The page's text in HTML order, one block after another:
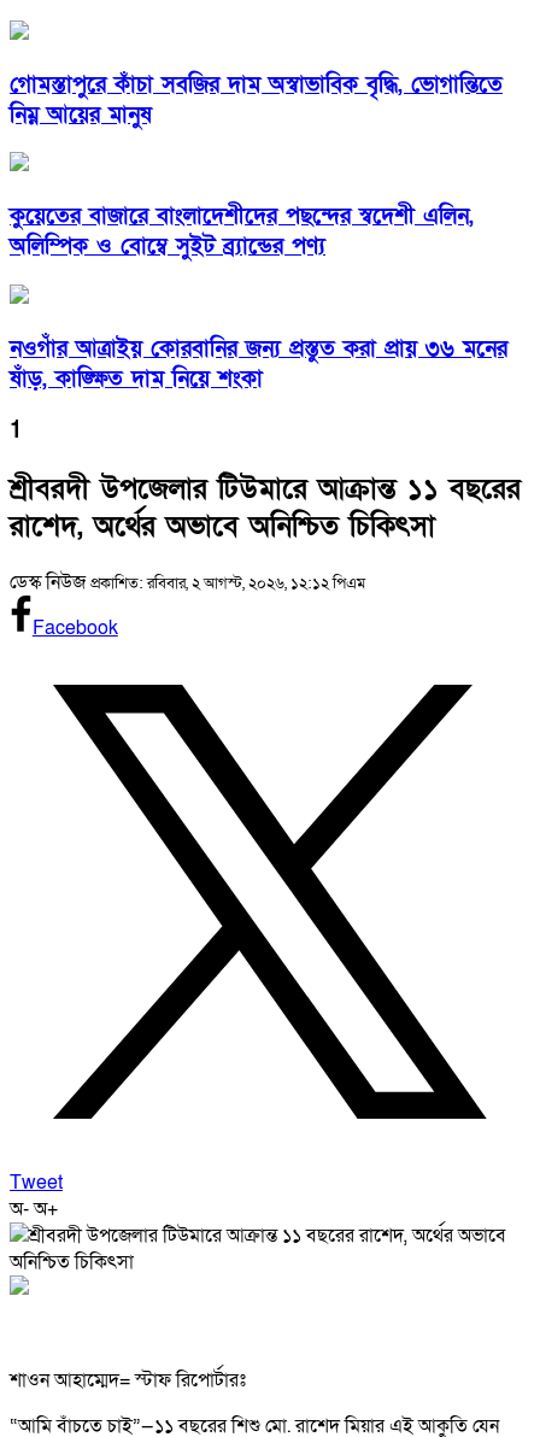
গোমস্তাপুরে কাঁচা সবজির দাম অস্বাভাবিক বৃদ্ধি, ভোগান্তিতে
নিম্ন আয়ের মানুষ
কুয়েতের বাজারে বাংলাদেশীদের পছন্দের স্বদেশী এলিন,
অলিম্পিক ও বোম্বে সুইট ব্র্যান্ডের পণ্য
নওগাঁর আত্রাইয় কোরবানির জন্য প্রস্তুত করা প্রায় ৩৬ মনের
ষাঁড়, কাঙ্ক্ষিত দাম নিয়ে শংকা
1
শ্রীবরদী উপজেলার টিউমারে আক্রান্ত ১১ বছরের
রাশেদ, অর্থের অভাবে অনিশ্চিত চিকিৎসা
ডেস্ক নিউজপ্রকাশিত: রবিবার, ২ আগস্ট, ২০২৬, ১২:১২ পিএম
Facebook
Tweet
অ-অ+
শাওন আহাম্মেদ= স্টাফ রিপোর্টারঃ
“আমি বাঁচতে চাই”—১১ বছরের শিশু মো. রাশেদ মিয়ার এই আকুতি যেন